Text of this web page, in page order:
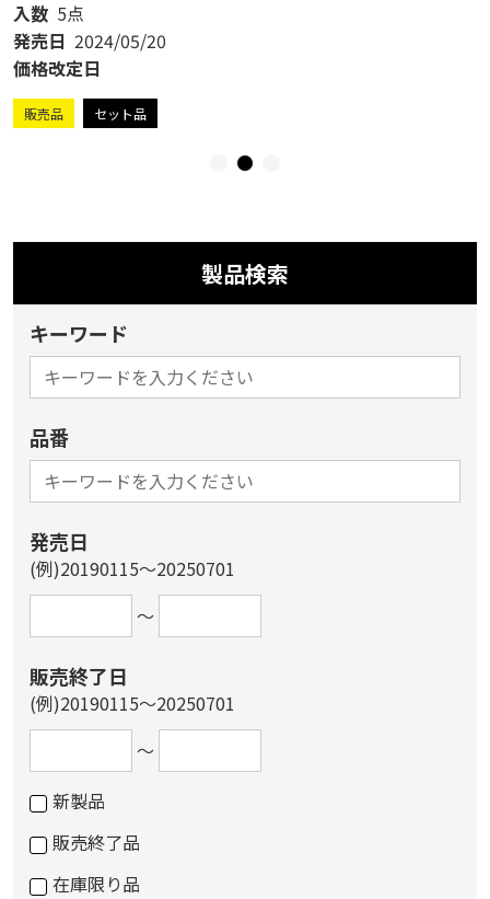
発売日
販売品
製品検索
キーワード
品番
発売日
(例)20190115～20250701
～
販売終了日
(例)20190115～20250701
～
新製品
販売終了品
在庫限り品